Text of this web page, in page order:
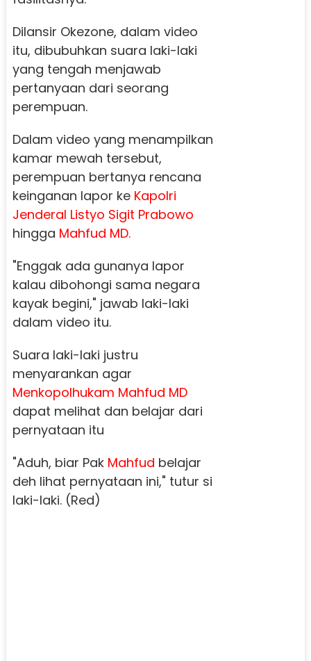
Dilansir Okezone, dalam video
itu, dibubuhkan suara laki-laki
yang tengah menjawab
pertanyaan dari seorang
perempuan.
Dalam video yang menampilkan
kamar mewah tersebut,
perempuan bertanya rencana
keinganan lapor ke Kapolri
Jenderal Listyo Sigit Prabowo
hingga Mahfud MD.
"Enggak ada gunanya lapor
kalau dibohongi sama negara
kayak begini," jawab laki-laki
dalam video itu.
Suara laki-laki justru
menyarankan agar
Menkopolhukam Mahfud MD
dapat melihat dan belajar dari
pernyataan itu
"Aduh, biar Pak Mahfud belajar
deh lihat pernyataan ini," tutur si
laki-laki. (Red)